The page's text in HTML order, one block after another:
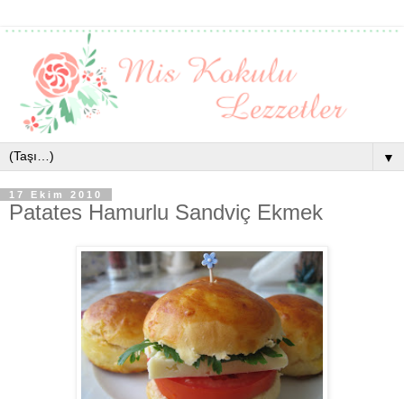
▼
17 Ekim 2010
Patates Hamurlu Sandviç Ekmek